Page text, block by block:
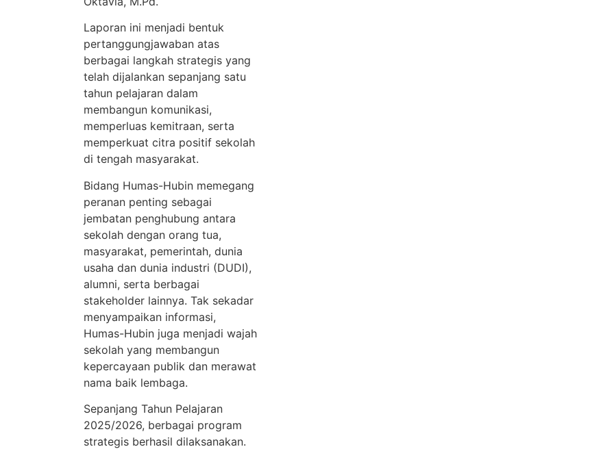
Laporan ini menjadi bentuk
pertanggungjawaban atas
berbagai langkah strategis yang
telah dijalankan sepanjang satu
tahun pelajaran dalam
membangun komunikasi,
memperluas kemitraan, serta
memperkuat citra positif sekolah
di tengah masyarakat.
Bidang Humas-Hubin memegang
peranan penting sebagai
jembatan penghubung antara
sekolah dengan orang tua,
masyarakat, pemerintah, dunia
usaha dan dunia industri (DUDI),
alumni, serta berbagai
stakeholder lainnya. Tak sekadar
menyampaikan informasi,
Humas-Hubin juga menjadi wajah
sekolah yang membangun
kepercayaan publik dan merawat
nama baik lembaga.
Sepanjang Tahun Pelajaran
2025/2026, berbagai program
strategis berhasil dilaksanakan.